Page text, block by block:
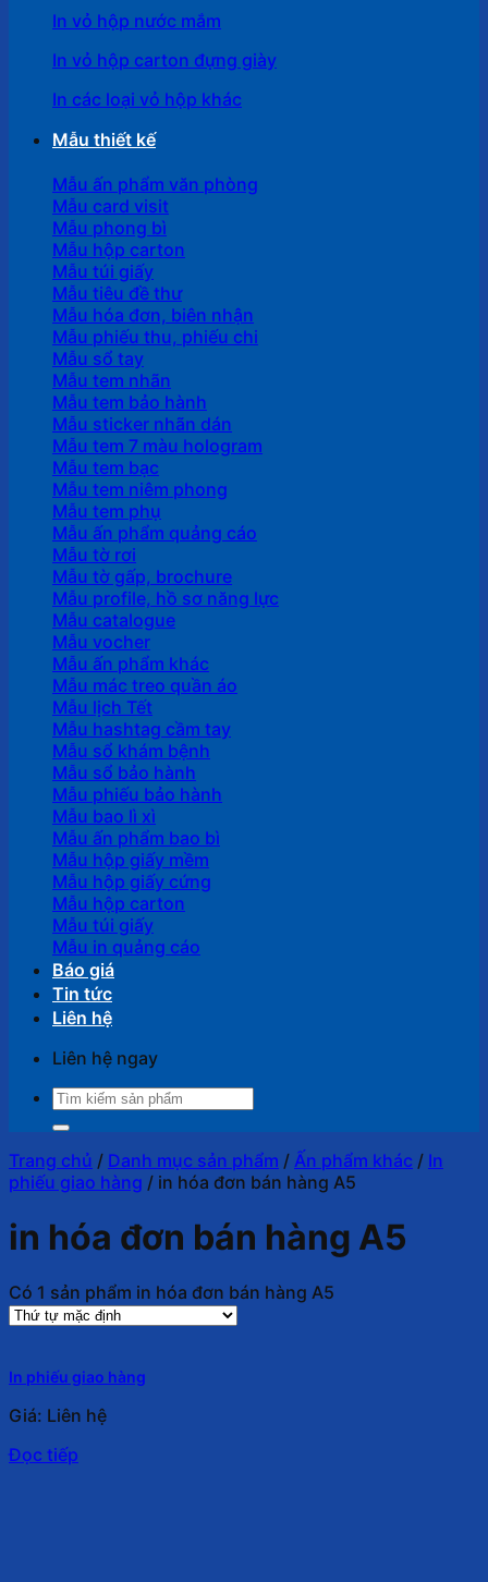
In vỏ hộp nước mắm
In vỏ hộp carton đựng giày
In các loại vỏ hộp khác
Mẫu thiết kế
Mẫu ấn phẩm văn phòng
Mẫu card visit
Mẫu phong bì
Mẫu hộp carton
Mẫu túi giấy
Mẫu tiêu đề thư
Mẫu hóa đơn, biên nhận
Mẫu phiếu thu, phiếu chi
Mẫu sổ tay
Mẫu tem nhãn
Mẫu tem bảo hành
Mẫu sticker nhãn dán
Mẫu tem 7 màu hologram
Mẫu tem bạc
Mẫu tem niêm phong
Mẫu tem phụ
Mẫu ấn phẩm quảng cáo
Mẫu tờ rơi
Mẫu tờ gấp, brochure
Mẫu profile, hồ sơ năng lực
Mẫu catalogue
Mẫu vocher
Mẫu ấn phẩm khác
Mẫu mác treo quần áo
Mẫu lịch Tết
Mẫu hashtag cầm tay
Mẫu sổ khám bệnh
Mẫu sổ bảo hành
Mẫu phiếu bảo hành
Mẫu bao lì xì
Mẫu ấn phẩm bao bì
Mẫu hộp giấy mềm
Mẫu hộp giấy cứng
Mẫu hộp carton
Mẫu túi giấy
Mẫu in quảng cáo
Báo giá
Tin tức
Liên hệ
Liên hệ ngay
Tìm
kiếm:
Trang chủ / Danh mục sản phẩm / Ấn phẩm khác / In
phiếu giao hàng / in hóa đơn bán hàng A5
in hóa đơn bán hàng A5
Có 1 sản phẩm in hóa đơn bán hàng A5
In phiếu giao hàng
Giá: Liên hệ
Đọc tiếp